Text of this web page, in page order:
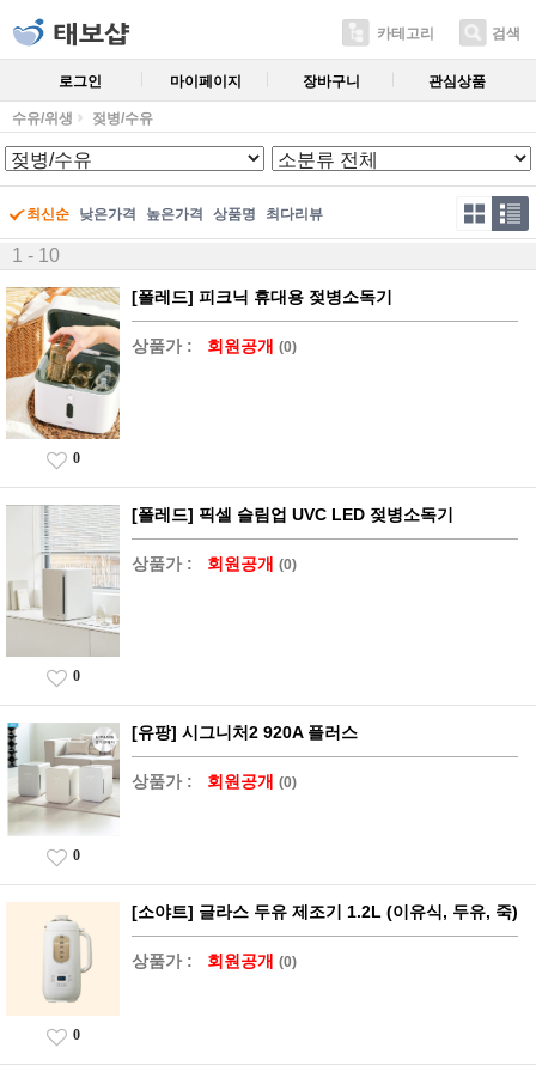
카테고리 검색
로그인 마이페이지 장바구니 관심상품
수유/위생 젖병/수유
최신순 낮은가격 높은가격 상품명 최다리뷰
1 - 10
[폴레드] 피크닉 휴대용 젖병소독기
상품가 : 회원공개 (0)
0
[폴레드] 픽셀 슬림업 UVC LED 젖병소독기
상품가 : 회원공개 (0)
0
[유팡] 시그니처2 920A 플러스
상품가 : 회원공개 (0)
0
[소야트] 글라스 두유 제조기 1.2L (이유식, 두유, 죽)
상품가 : 회원공개 (0)
0